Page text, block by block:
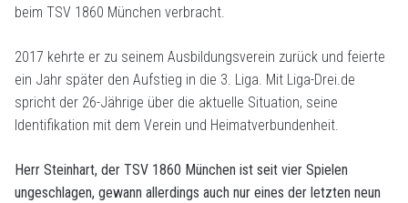
beim TSV 1860 München verbracht.
2017 kehrte er zu seinem Ausbildungsverein zurück und feierte
ein Jahr später den Aufstieg in die 3. Liga. Mit Liga-Drei.de
spricht der 26-Jährige über die aktuelle Situation, seine
Identifikation mit dem Verein und Heimatverbundenheit.
Herr Steinhart, der TSV 1860 München ist seit vier Spielen
ungeschlagen, gewann allerdings auch nur eines der letzten neun